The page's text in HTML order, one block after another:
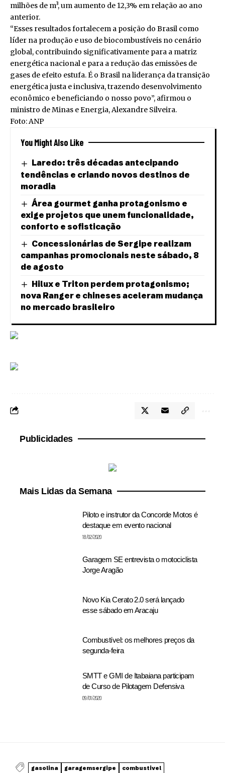
milhões de m³, um aumento de 12,3% em relação ao ano
anterior.
“Esses resultados fortalecem a posição do Brasil como
líder na produção e uso de biocombustíveis no cenário
global, contribuindo significativamente para a matriz
energética nacional e para a redução das emissões de
gases de efeito estufa. É o Brasil na liderança da transição
energética justa e inclusiva, trazendo desenvolvimento
econômico e beneficiando o nosso povo”, afirmou o
ministro de Minas e Energia, Alexandre Silveira.
Foto: ANP
You Might Also Like
Laredo: três décadas antecipando
tendências e criando novos destinos de
moradia
Área gourmet ganha protagonismo e
exige projetos que unem funcionalidade,
conforto e sofisticação
Concessionárias de Sergipe realizam
campanhas promocionais neste sábado, 8
de agosto
Hilux e Triton perdem protagonismo;
nova Ranger e chineses aceleram mudança
no mercado brasileiro
Publicidades
Mais Lidas da Semana
Piloto e instrutor da Concorde Motos é
destaque em evento nacional
18/02/2020
Garagem SE entrevista o motociclista
Jorge Aragão
Novo Kia Cerato 2.0 será lançado
esse sábado em Aracaju
Combustível: os melhores preços da
segunda-feira
SMTT e GMI de Itabaiana participam
de Curso de Pilotagem Defensiva
09/01/2020
gasolina garagemsergipe combustivel